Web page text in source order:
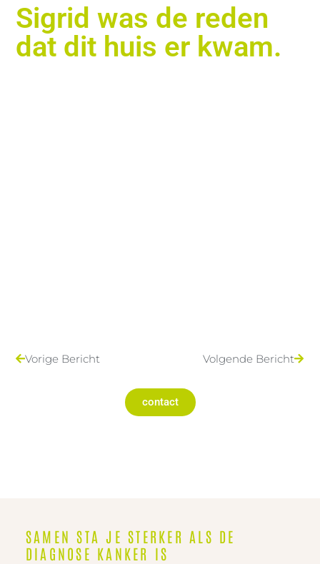
Sigrid was de reden
dat dit huis er kwam.
Vorige Bericht Volgende Bericht
contact
SAMEN STA JE STERKER ALS DE
DIAGNOSE KANKER IS